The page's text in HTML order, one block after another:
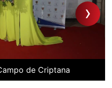
›
de Criptana